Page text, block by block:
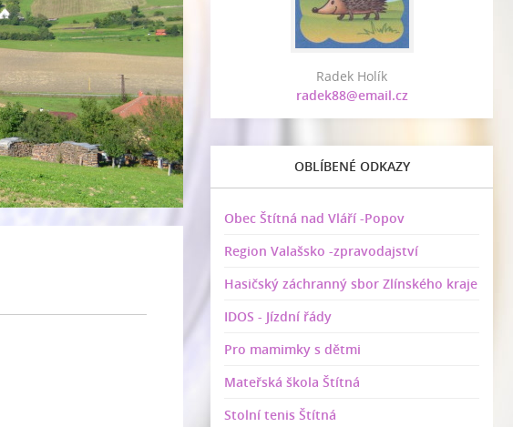
Radek Holík
radek88@email.cz
OBLÍBENÉ ODKAZY
Obec Štítná nad Vláří -Popov
Region Valašsko -zpravodajství
Hasičský záchranný sbor Zlínského kraje
IDOS - Jízdní řády
Pro mamimky s dětmi
Mateřská škola Štítná
Stolní tenis Štítná